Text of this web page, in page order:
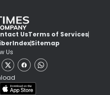
UsTerms of Services
IndexSitemap
Us